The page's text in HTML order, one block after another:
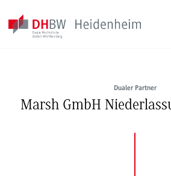
Dualer Partner
Marsh GmbH